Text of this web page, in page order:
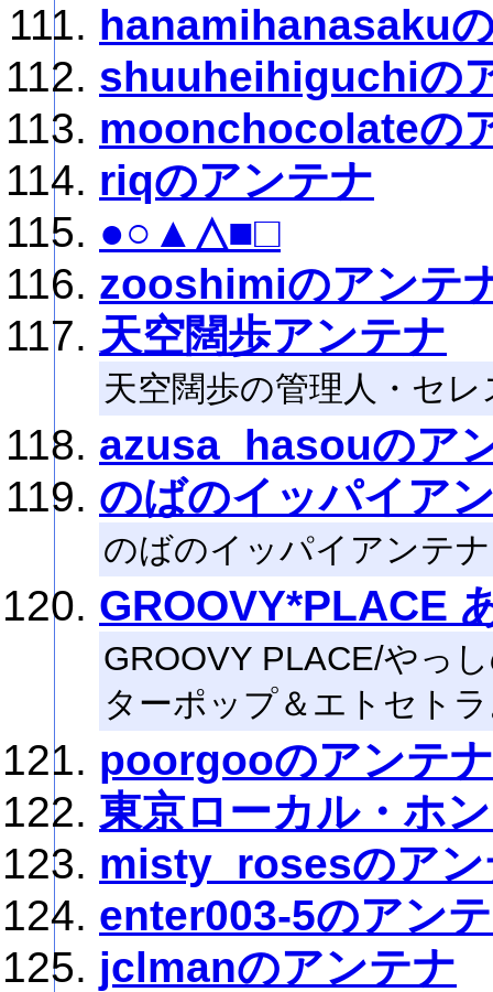
hanamihanasaku
shuuheihiguchiの
moonchocolateの
riqのアンテナ
●○▲△■□
zooshimiのアンテ
天空闊歩アンテナ
天空闊歩の管理人・セ
azusa_hasouのア
のばのイッパイア
のばのイッパイアンテ
GROOVY*PLACE
GROOVY PLACE/やっ
ターポップ＆エトセト
poorgooのアンテナ
東京ローカル・ホ
misty_rosesのアン
enter003-5のアン
jclmanのアンテナ